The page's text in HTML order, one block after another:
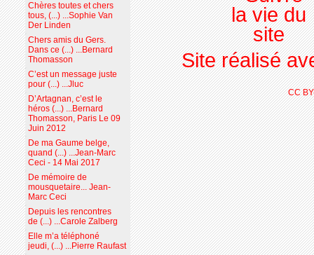
Chères toutes et chers
tous, (...) ...Sophie Van
Der Linden
Chers amis du Gers.
Dans ce (...) ...Bernard
Thomasson
C’est un message juste
pour (...) ...Jluc
D’Artagnan, c’est le
héros (...) ...Bernard
Thomasson, Paris Le 09
Juin 2012
De ma Gaume belge,
quand (...) ...Jean-Marc
Ceci - 14 Mai 2017
De mémoire de
mousquetaire... Jean-
Marc Ceci
Depuis les rencontres
de (...) ...Carole Zalberg
Elle m’a téléphoné
jeudi, (...) ...Pierre Raufast
Site réalisé
CC